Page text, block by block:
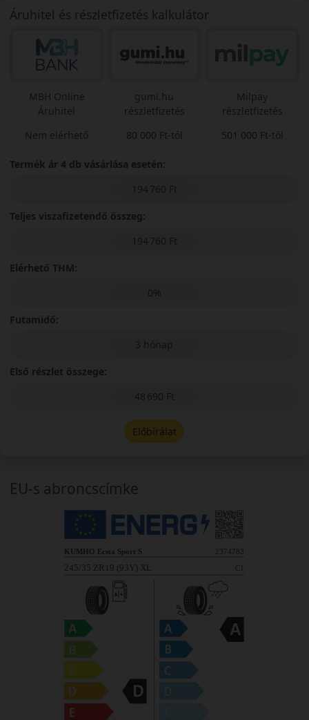
Áruhitel és részletfizetés kalkulátor
MBH Online
Áruhitel
Nem elérhető
gumi.hu
részletfizetés
80 000 Ft-tól
Milpay
részletfizetés
501 000 Ft-tól
Termék ár 4 db vásárlása esetén:
194 760 Ft
Teljes viszafizetendő összeg:
194 760 Ft
Elérhető THM:
0%
Futamidő:
3 hónap
Első részlet összege:
48 690 Ft
Előbírálat
EU-s abroncscímke